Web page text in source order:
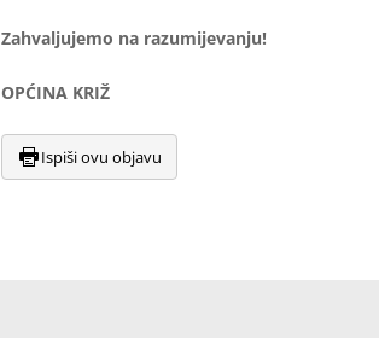
Zahvaljujemo na
OPĆINA KRIŽ
Ispiši ovu objavu